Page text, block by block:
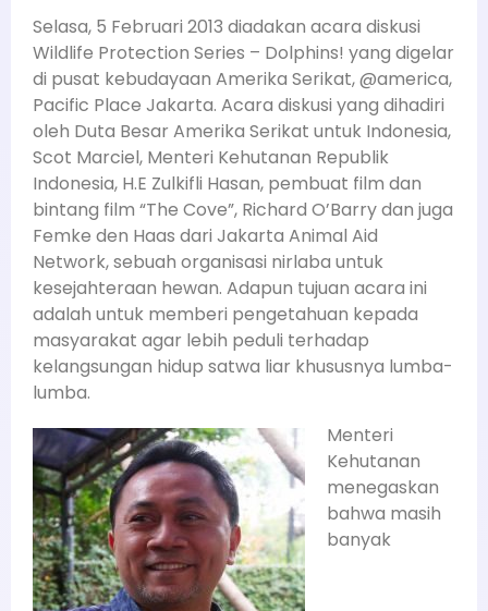
Selasa, 5 Februari 2013 diadakan acara diskusi
Wildlife Protection Series – Dolphins! yang digelar
di pusat kebudayaan Amerika Serikat, @america,
Pacific Place Jakarta. Acara diskusi yang dihadiri
oleh Duta Besar Amerika Serikat untuk Indonesia,
Scot Marciel, Menteri Kehutanan Republik
Indonesia, H.E Zulkifli Hasan, pembuat film dan
bintang film “The Cove”, Richard O’Barry dan juga
Femke den Haas dari Jakarta Animal Aid
Network, sebuah organisasi nirlaba untuk
kesejahteraan hewan. Adapun tujuan acara ini
adalah untuk memberi pengetahuan kepada
masyarakat agar lebih peduli terhadap
kelangsungan hidup satwa liar khususnya lumba-
lumba.
Menteri
Kehutanan
menegaskan
bahwa masih
banyak